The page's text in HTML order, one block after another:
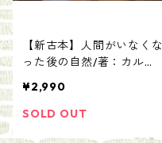
【新古本】人間がいなくな
った後の自然/著：カル・
¥2,990
SOLD OUT